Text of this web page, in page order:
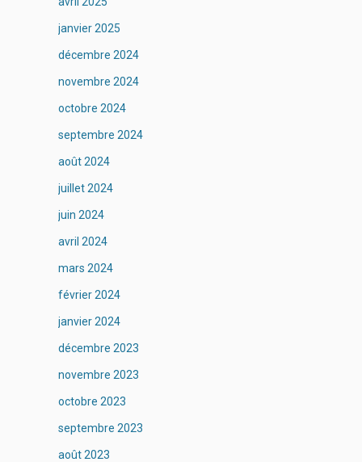
janvier 2025
décembre 2024
novembre 2024
octobre 2024
septembre 2024
août 2024
juillet 2024
juin 2024
avril 2024
mars 2024
février 2024
janvier 2024
décembre 2023
novembre 2023
octobre 2023
septembre 2023
août 2023